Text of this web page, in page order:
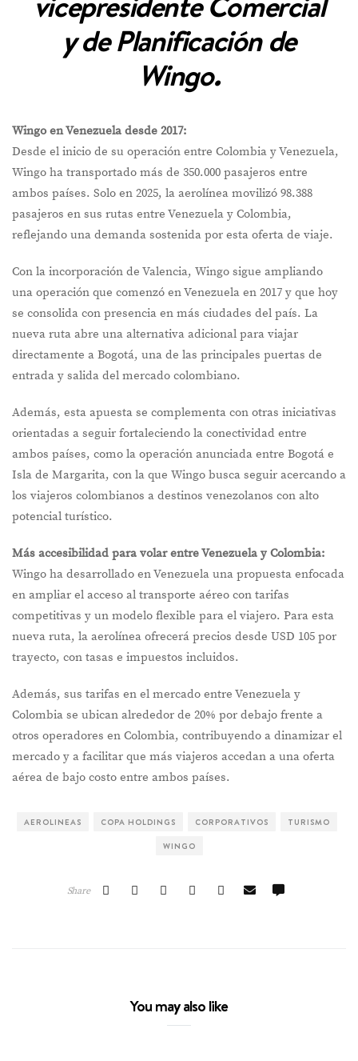
y de Planificación de
Wingo.
Wingo en Venezuela desde 2017:
Desde el inicio de su operación entre Colombia y Venezuela,
Wingo ha transportado más de 350.000 pasajeros entre
ambos países. Solo en 2025, la aerolínea movilizó 98.388
pasajeros en sus rutas entre Venezuela y Colombia,
reflejando una demanda sostenida por esta oferta de viaje.
Con la incorporación de Valencia, Wingo sigue ampliando
una operación que comenzó en Venezuela en 2017 y que hoy
se consolida con presencia en más ciudades del país. La
nueva ruta abre una alternativa adicional para viajar
directamente a Bogotá, una de las principales puertas de
entrada y salida del mercado colombiano.
Además, esta apuesta se complementa con otras iniciativas
orientadas a seguir fortaleciendo la conectividad entre
ambos países, como la operación anunciada entre Bogotá e
Isla de Margarita, con la que Wingo busca seguir acercando a
los viajeros colombianos a destinos venezolanos con alto
potencial turístico.
Más accesibilidad para volar entre Venezuela y Colombia:
Wingo ha desarrollado en Venezuela una propuesta enfocada
en ampliar el acceso al transporte aéreo con tarifas
competitivas y un modelo flexible para el viajero. Para esta
nueva ruta, la aerolínea ofrecerá precios desde USD 105 por
trayecto, con tasas e impuestos incluidos.
Además, sus tarifas en el mercado entre Venezuela y
Colombia se ubican alrededor de 20% por debajo frente a
otros operadores en Colombia, contribuyendo a dinamizar el
mercado y a facilitar que más viajeros accedan a una oferta
aérea de bajo costo entre ambos países.
AEROLINEAS COPA HOLDINGS CORPORATIVOS TURISMO
WINGO
Share
You may also like